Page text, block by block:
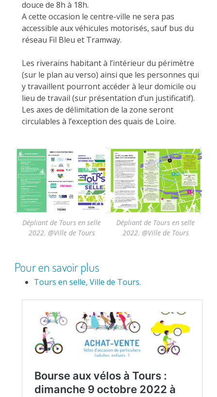
douce de 8h à 18h.
A cette occasion le centre-ville ne sera pas
accessible aux véhicules motorisés, sauf bus du
réseau Fil Bleu et Tramway.
Les riverains habitant à l’intérieur du périmètre
(sur le plan au verso) ainsi que les personnes qui
y travaillent pourront accéder à leur domicile ou
lieu de travail (sur présentation d’un justificatif).
Les axes de délimitation de la zone seront
circulables à l’exception des quais de Loire.
Dépliant de Tours en selle
2022. @Ville de Tours
Dépliant de Tours en selle
2022. @Ville de Tours
Pour en savoir plus
Tours en selle, Ville de Tours.